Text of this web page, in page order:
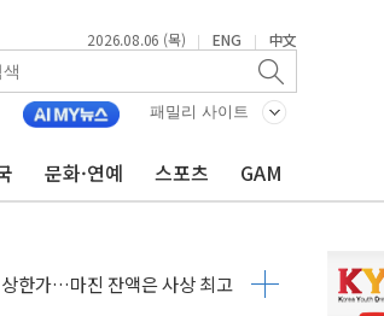
2026.08.06 (목) | ENG | 中文
패밀리 사이트
문화·연예 스포츠 GAM
고 기업 상승세 뚜렷
입이 더 큰 변수"